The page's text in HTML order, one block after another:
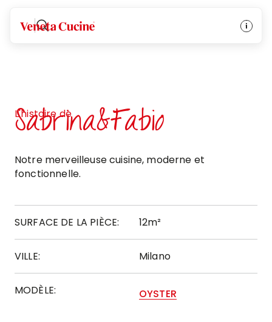
Veneta Cucine
L'histoire de
Sabrina&Fabio
Notre merveilleuse cuisine, moderne et
fonctionnelle.
SURFACE DE LA PIÈCE: 12m²
VILLE: Milano
MODÈLE: OYSTER